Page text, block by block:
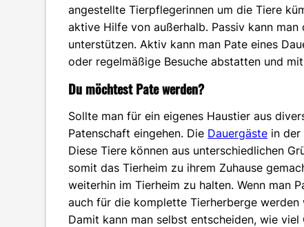
angestellte Tierpflegerinnen um die Tiere
aktive Hilfe von außerhalb. Passiv kann
unterstützen. Aktiv kann man Pate eines
oder regelmäßige Besuche abstatten und
Du möchtest Pate werden?
Sollte man für ein eigenes Haustier aus
Patenschaft eingehen. Die Dauergäste in der
Diese Tiere können aus unterschiedlichen
somit das Tierheim zu ihrem Zuhause
weiterhin im Tierheim zu halten. Wenn man
auch für die komplette Tierherberge werden
Damit kann man selbst entscheiden, wie